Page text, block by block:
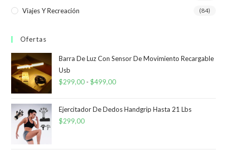
Viajes Y Recreación (84)
Ofertas
Barra De Luz Con Sensor De Movimiento Recargable
Usb
$299,00 - $499,00Rango
precios:
Ejercitador De Dedos Handgrip Hasta 21 Lbs
$299,00